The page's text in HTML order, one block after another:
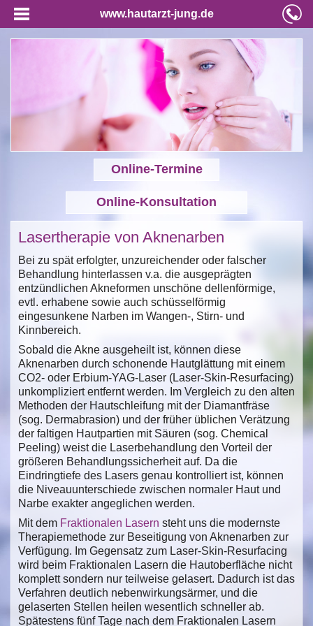
www.hautarzt-jung.de
Online-Termine
Online-Konsultation
Lasertherapie von Aknenarben
Bei zu spät erfolgter, unzureichender oder falscher
Behandlung hinterlassen v.a. die ausgeprägten
entzündlichen Akneformen unschöne dellenförmige,
evtl. erhabene sowie auch schüsselförmig
eingesunkene Narben im Wangen-, Stirn- und
Kinnbereich.
Sobald die Akne ausgeheilt ist, können diese
Aknenarben durch schonende Hautglättung mit einem
CO2- oder Erbium-YAG-Laser (Laser-Skin-Resurfacing)
unkompliziert entfernt werden. Im Vergleich zu den alten
Methoden der Hautschleifung mit der Diamantfräse
(sog. Dermabrasion) und der früher üblichen Verätzung
der faltigen Hautpartien mit Säuren (sog. Chemical
Peeling) weist die Laserbehandlung den Vorteil der
größeren Behandlungssicherheit auf. Da die
Eindringtiefe des Lasers genau kontrolliert ist, können
die Niveauunterschiede zwischen normaler Haut und
Narbe exakter angeglichen werden.
Mit dem Fraktionalen Lasern steht uns die modernste
Therapiemethode zur Beseitigung von Aknenarben zur
Verfügung. Im Gegensatz zum Laser-Skin-Resurfacing
wird beim Fraktionalen Lasern die Hautoberfläche nicht
komplett sondern nur teilweise gelasert. Dadurch ist das
Verfahren deutlich nebenwirkungsärmer, und die
gelaserten Stellen heilen wesentlich schneller ab.
Spätestens fünf Tage nach dem Fraktionalen Lasern